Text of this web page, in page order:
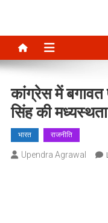
कांग्रेस में बगावत
सिंह की
भारत राजनीति
Upendra Agrawal